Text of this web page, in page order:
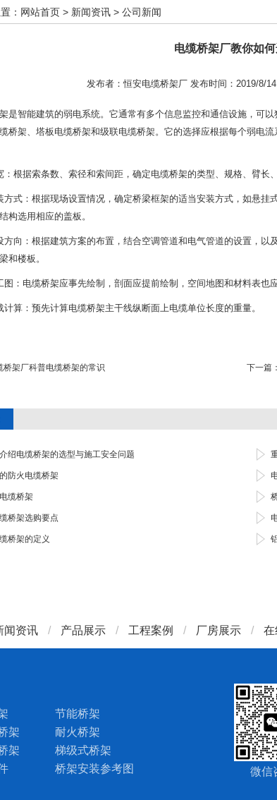
： 网站首页 > 新闻资讯 > 公司新闻
电缆桥架厂教你如
发布者：恒安电缆桥架厂 发布时间：2019/8/14
是智能建筑的弱电系统。它通常有多个信息监控和通信设施，可
桥架、塔板电缆桥架和级联电缆桥架。它的选择应根据每个弱电
：根据索条数、索径和索间距，确定电缆桥架的类型、规格、臂长
方式：根据现场设置情况，确定桥梁框架的适当安装方式，如悬
构选用相应的盖板。
方向：根据建筑方案的布置，结合空调管道和电气管道的设置，
和楼板。
图：电缆桥架应事先绘制，剖面应提前绘制，空间地图和材料表也
计算：预先计算电缆桥架主干线纵断面上电缆单位长度的重量。
桥架厂科普电缆桥架的常识 下一篇：
绍电缆桥架的选型与施工安全问题
防火电缆桥架
缆桥架
桥架选购要点
桥架的定义
闻资讯 / 产品展示 / 工程案例 / 厂房展示 / 在
节能桥架
架
耐火桥架
架
梯级式桥架
桥架安装参考图 微信